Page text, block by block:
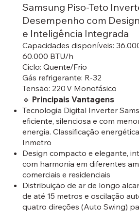
Samsung Piso-Teto
Desempenho com
e Inteligência Integrada
Capacidades disponíveis:
60.000 BTU/h
Ciclo: Quente/Frio
Gás refrigerante: R‑32
Tensão: 220 V Monofásico
🔹 Principais Vantagens
Tecnologia Digital Inverter
eficiente, silenciosa e com
energia. Classificação
Inmetro
Design compacto e elegante,
com harmonia em diferentes
comerciais e residenciais
Distribuição de ar de longo
de até 15 metros e oscilação
quatro direções (Auto Swing)